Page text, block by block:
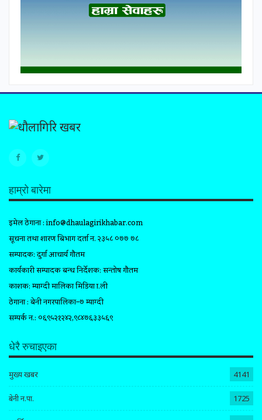
हाम्रो बारेमा
इमेल ठेगाना :info@dhaulagirikhabar.com
सूचना तथा प्रशारण बिभाग दर्ता न. २३५८ ०७७ ७८
सम्पादक: दुर्गा आचार्य गौतम
कार्यकारी सम्पादक प्रबन्ध निर्देशक: सन्तोष गौतम
प्रकाशक: म्याग्दी मालिका मिडिया प्रा.ली
ठेगाना : बेनी नगरपालिका–७ म्याग्दी
सम्पर्क न.: ०६९५२१२४२,९८४७६३३५६९
धेरै रुचाइएका
मुख्य खबर 4141
बेनी न.पा. 1725